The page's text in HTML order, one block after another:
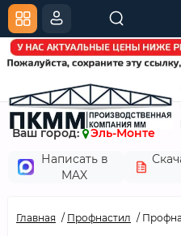
Ваш город:
Эль-Монте
Написать в
MAX
Главная Профнастил